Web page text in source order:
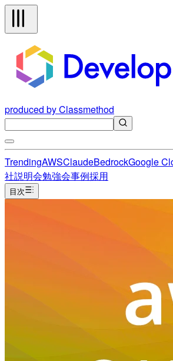
produced by Classmethod
TrendingAWSClaudeBedrockGoogle
社説明会勉強会事例採用
目次